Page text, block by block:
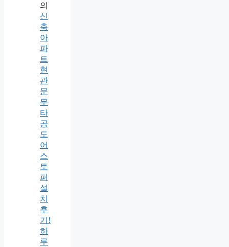
의
신
축
아
파
트
현
관
문
무
타
공
도
어
스
토
퍼
설
치
후
기!
하
루